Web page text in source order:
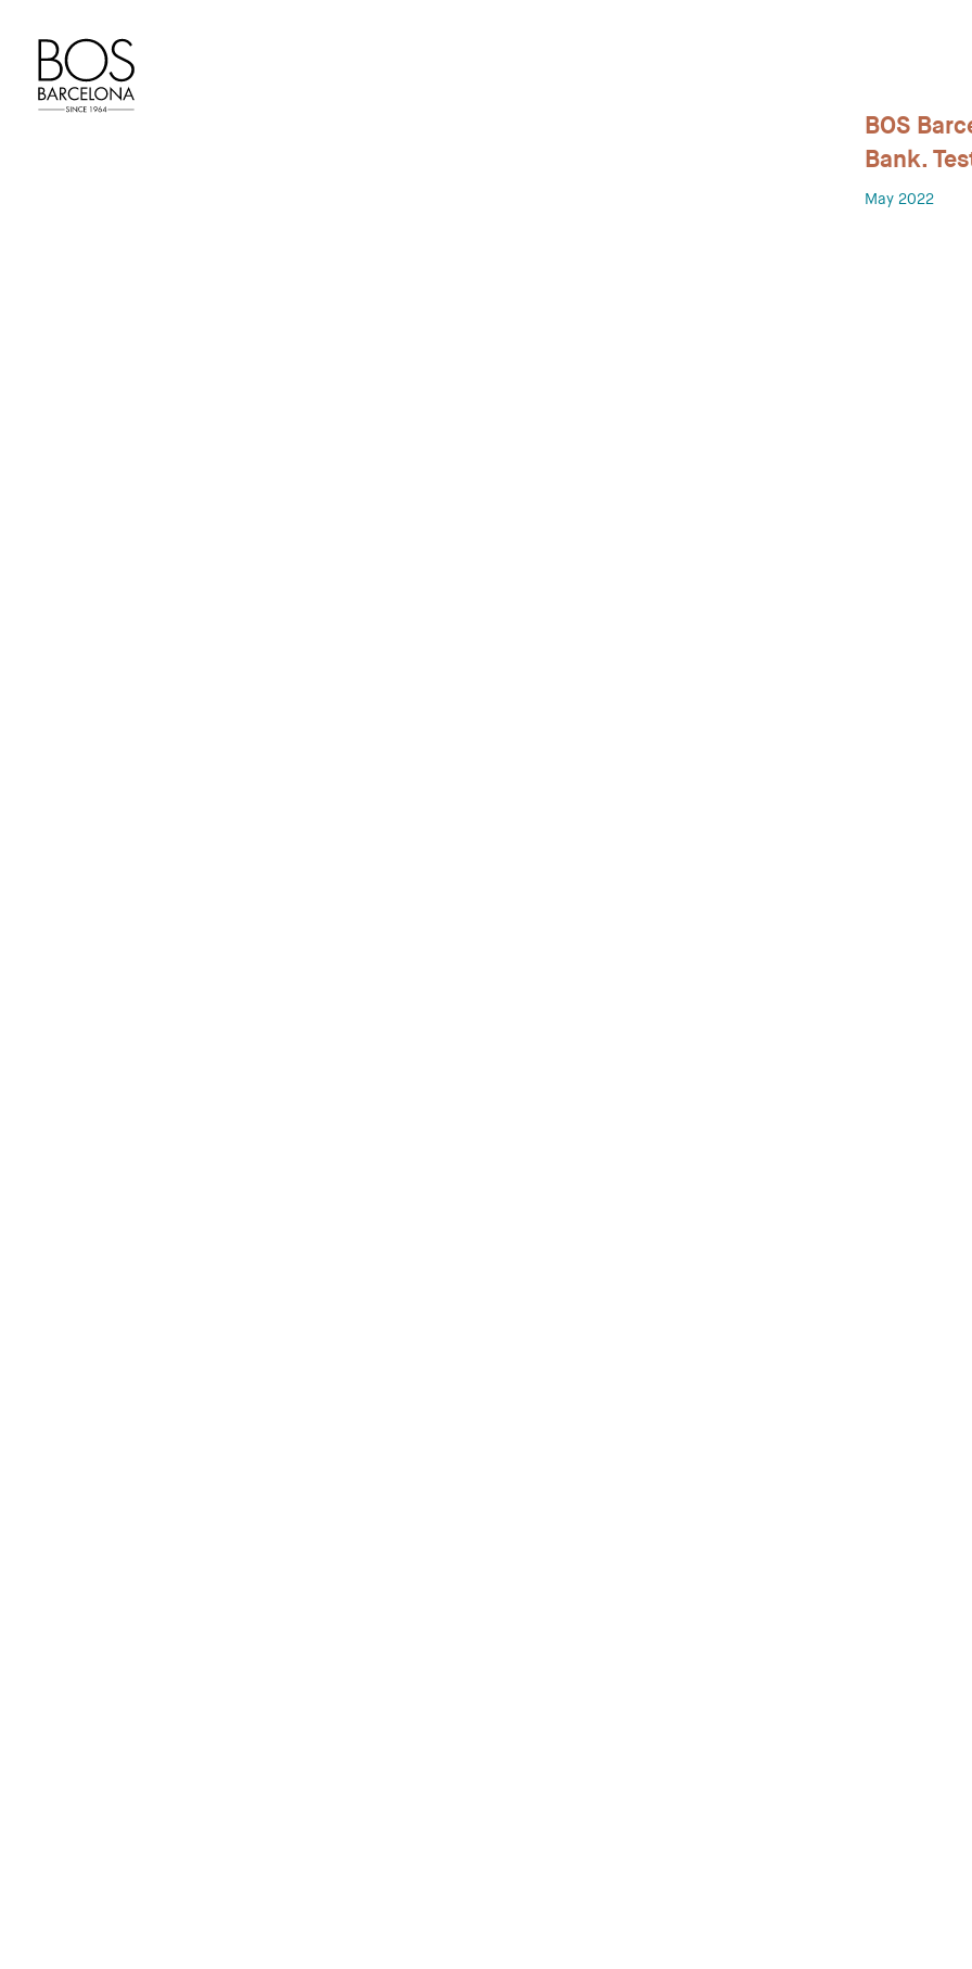
BOS
Bank.
May 2022